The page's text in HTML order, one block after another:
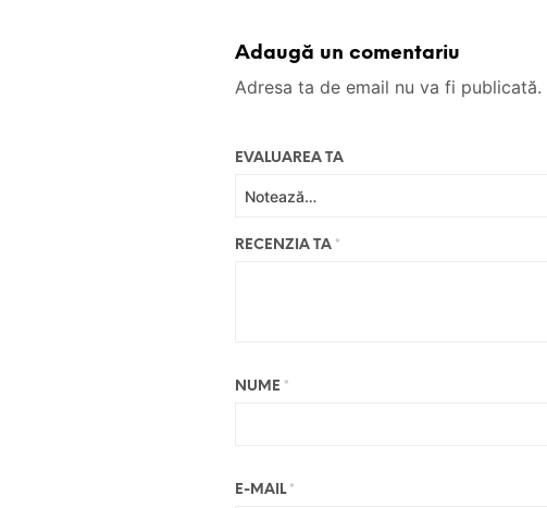
Adaugă un comentariu
Adresa ta de email nu va fi publicată.
EVALUAREA TA
RECENZIA TA *
NUME *
E-MAIL *